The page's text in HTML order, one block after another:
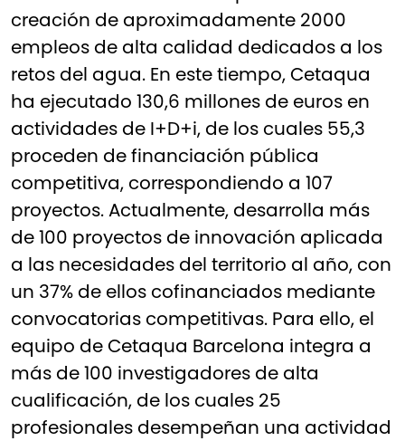
creación de aproximadamente 2000
empleos de alta calidad dedicados a los
retos del agua. En este tiempo, Cetaqua
ha ejecutado 130,6 millones de euros en
actividades de I+D+i, de los cuales 55,3
proceden de financiación pública
competitiva, correspondiendo a 107
proyectos. Actualmente, desarrolla más
de 100 proyectos de innovación aplicada
a las necesidades del territorio al año, con
un 37% de ellos cofinanciados mediante
convocatorias competitivas. Para ello, el
equipo de Cetaqua Barcelona integra a
más de 100 investigadores de alta
cualificación, de los cuales 25
profesionales desempeñan una actividad